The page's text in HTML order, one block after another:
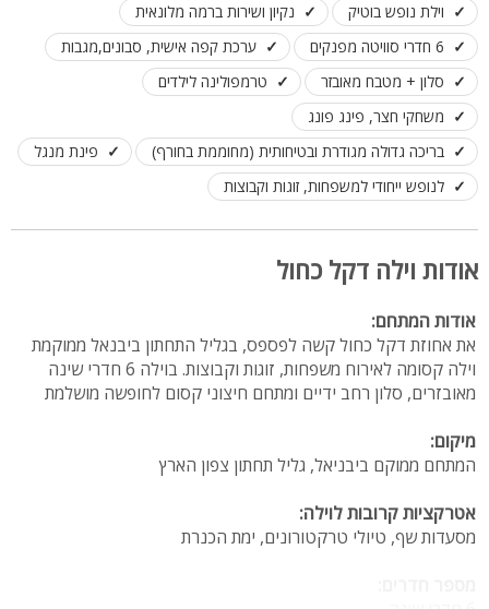
וילת נופש בוטיק
נקיון ושירות ברמה מלונאית
6 חדרי סוויטה מפנקים
ערכת קפה אישית, סבונים,מגבות
סלון + מטבח מאובזר
טרמפולינה לילדים
משחקי חצר, פינג פונג
בריכה גדולה מגודרת ובטיחותית (מחוממת בחורף)
פינת מנגל
לנופש ייחודי למשפחות, זוגות וקבוצות
אודות וילה דקל כחול
אודות המתחם:
את אחוזת דקל כחול קשה לפספס, בגליל התחתון ביבנאל ממוקמת
וילה קסומה לאירוח משפחות, זוגות וקבוצות. בוילה 6 חדרי שינה
מאובזרים, סלון רחב ידיים ומתחם חיצוני קסום לחופשה מושלמת
מיקום:
המתחם ממוקם ביבניאל, גליל תחתון צפון הארץ
אטרקציות קרובות לוילה:
מסעדות שף, טיולי טרקטורונים, ימת הכנרת